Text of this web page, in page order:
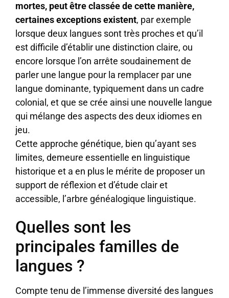
mortes, peut être classée de cette manière,
certaines exceptions existent, par exemple
lorsque deux langues sont très proches et qu’il
est difficile d’établir une distinction claire, ou
encore lorsque l’on arrête soudainement de
parler une langue pour la remplacer par une
langue dominante, typiquement dans un cadre
colonial, et que se crée ainsi une nouvelle langue
qui mélange des aspects des deux idiomes en
jeu.
Cette approche génétique, bien qu’ayant ses
limites, demeure essentielle en linguistique
historique et a en plus le mérite de proposer un
support de réflexion et d’étude clair et
accessible, l’arbre généalogique linguistique.
Quelles sont les
principales familles de
langues ?
Compte tenu de l’immense diversité des langues